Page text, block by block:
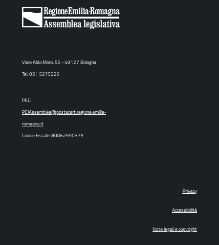
Viale Aldo Moro, 50 - 40127 Bologna
Tel. 051 5275226
PEC:
PEIAssemblea@postacert.regione.emilia-
romagna.it
Codice Fiscale: 80062590379
Privacy
Accessibilità
Note legali e copyright